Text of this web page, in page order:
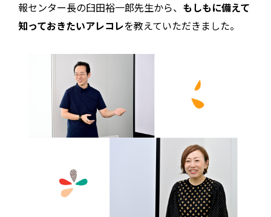
報センター長の臼田裕一郎先生から、 もしもに備えて
知っておきたいアレコレを教えていただきました。